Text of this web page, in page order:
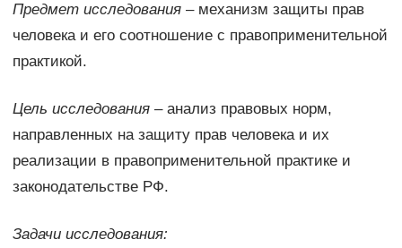
Предмет исследования– механизм защиты прав
человека и его соотношение с правоприменительной
практикой.
Цель исследования– анализ правовых норм,
направленных на защиту прав человека и их
реализации в правоприменительной практике и
законодательстве РФ.
Задачи исследования: